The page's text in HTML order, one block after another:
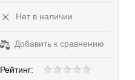
Нет в наличии
Добавить к сравнению
Рейтинг: